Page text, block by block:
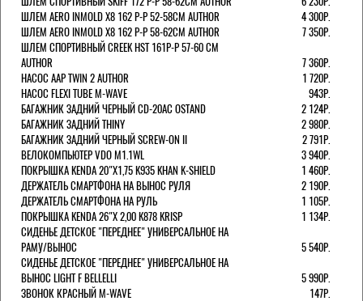
ШЛЕМ AERO INMOLD X8 162 Р-Р 52-58СМ AUTHOR
4 300Р.
ШЛЕМ AERO INMOLD X8 162 Р-Р 58-62СМ AUTHOR
7 350Р.
ШЛЕМ СПОРТИВНЫЙ CREEK HST 161Р-Р 57-60 СМ
AUTHOR
7 360Р.
НАСОС AAP TWIN 2 AUTHOR
1 720Р.
НАСОС FLEXI TUBE M-WAVE
943Р.
БАГАЖНИК ЗАДНИЙ ЧЕРНЫЙ СD-20AC OSTAND
2 124Р.
БАГАЖНИК ЗАДНИЙ THINY
2 980Р.
БАГАЖНИК ЗАДНИЙ ЧЕРНЫЙ SCREW-ON II
2 791Р.
ВЕЛОКОМПЬЮТЕР VDO M1.1WL
3 940Р.
ПОКРЫШКА KENDA 20"Х1,75 K935 KHAN K-SHIELD
1 460Р.
ДЕРЖАТЕЛЬ СМАРТФОНА НА ВЫНОС РУЛЯ
2 190Р.
ДЕРЖАТЕЛЬ СМАРТФОНА НА РУЛЬ
1 105Р.
ПОКРЫШКА KENDA 26"Х 2,00 K878 KRISP
1 134Р.
СИДЕНЬЕ ДЕТСКОЕ "ПЕРЕДНЕЕ" УНИВЕРСАЛЬНОЕ НА
РАМУ/ВЫНОС
5 540Р.
СИДЕНЬЕ ДЕТСКОЕ "ПЕРЕДНЕЕ" УНИВЕРСАЛЬНОЕ НА
ВЫНОС LIGHT F BELLELLI
5 990Р.
ЗВОНОК КРАСНЫЙ M-WAVE
147Р.